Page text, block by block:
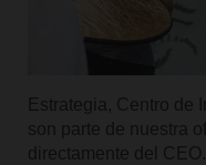
Estrategia, Centro de
son parte de nuestra
directamente del